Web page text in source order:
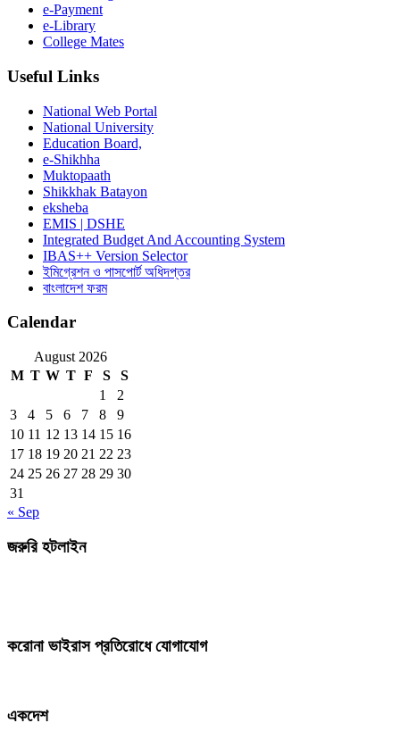
e-Payment
e-Library
College Mates
Useful Links
National Web Portal
National University
Education Board,
e-Shikhha
Muktopaath
Shikkhak Batayon
eksheba
EMIS | DSHE
Integrated Budget And Accounting System
IBAS++ Version Selector
ইমিগ্রেশন ও পাসপোর্ট অধিদপ্তর
বাংলাদেশ ফরম
Calendar
August 2026
M T W T F S
S
1
2
3
4 5 6 7 8
9
10 11 12 13 14 15 16
17 18 19 20 21 22 23
24 25 26 27 28 29 30
31
« Sep
জরুরি হটলাইন
করোনা ভাইরাস প্রতিরোধে যোগাযোগ
একদেশ